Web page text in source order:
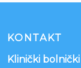
KONTAKT
Klinički